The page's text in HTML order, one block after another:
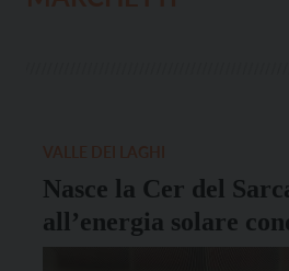
Nasce la Cer del
all’energia solare
quella elettrica